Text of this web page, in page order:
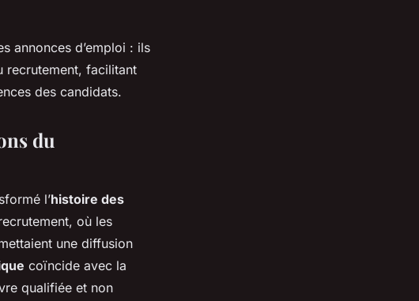
annonces d’emploi : ils
recrutement, facilitant
des candidats.
du
l’histoire des
où les
une diffusion
coïncide avec la
qualifiée et non